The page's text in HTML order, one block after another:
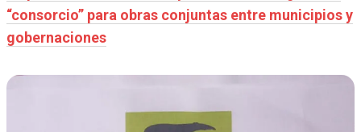
“consorcio” para obras conjuntas entre municipios y
gobernaciones